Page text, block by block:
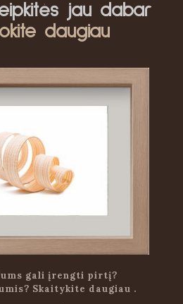
jau dabar
daugiau
gali įrengti pirtį?
Skaitykite daugiau .